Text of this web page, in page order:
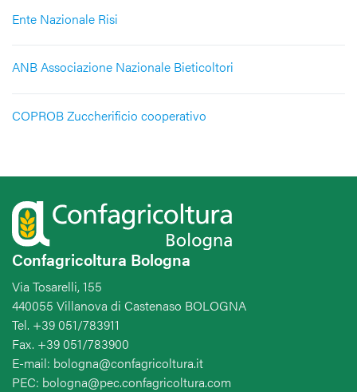
Ente Nazionale Risi
ANB Associazione Nazionale Bieticoltori
COPROB Zuccherificio cooperativo
Confagricoltura Bologna
Via Tosarelli, 155
440055 Villanova di Castenaso BOLOGNA
Tel. +39 051/783911
Fax. +39 051/783900
E-mail: bologna@confagricoltura.it
PEC: bologna@pec.confagricoltura.com